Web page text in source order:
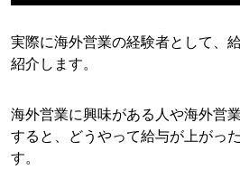
実際に海外営業の経験者として、
紹介します。
海外営業に興味がある人や海外営
すると、どうやって給与が上がっ
す。